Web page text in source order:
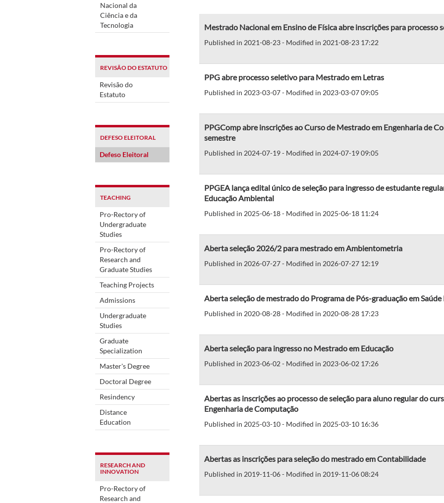
Nacional da
Ciência e da
Tecnologia
REVISÃO DO ESTATUTO
Revisão do
Estatuto
DEFESO ELEITORAL
Defeso Eleitoral
TEACHING
Pro-Rectory of
Undergraduate
Studies
Pro-Rectory of
Research and
Graduate Studies
Teaching Projects
Admissions
Undergraduate
Studies
Graduate
Specialization
Master's Degree
Doctoral Degree
Resindency
Distance
Education
RESEARCH AND
INNOVATION
Pro-Rectory of
Research and
Mestrado Nacional em Ensino de Física abre inscrições para processo
Published in 2021-08-23 - Modified in 2021-08-23 17:22
PPG abre processo seletivo para Mestrado em Letras
Published in 2023-03-07 - Modified in 2023-03-07 09:05
PPGComp abre inscrições ao Curso de Mestrado em Engenharia de
semestre
Published in 2024-07-19 - Modified in 2024-07-19 09:05
PPGEA lança edital único de seleção para ingresso de estudante
Educação Ambiental
Published in 2025-06-18 - Modified in 2025-06-18 11:24
Aberta seleção 2026/2 para mestrado em Ambientometria
Published in 2026-07-27 - Modified in 2026-07-27 12:19
Aberta seleção de mestrado do Programa de Pós-graduação em Saúde
Published in 2020-08-28 - Modified in 2020-08-28 17:23
Aberta seleção para ingresso no Mestrado em Educação
Published in 2023-06-02 - Modified in 2023-06-02 17:26
Abertas as inscrições ao processo de seleção para aluno regular do
Engenharia de Computação
Published in 2025-03-10 - Modified in 2025-03-10 16:36
Abertas as inscrições para seleção do mestrado em Contabilidade
Published in 2019-11-06 - Modified in 2019-11-06 08:24